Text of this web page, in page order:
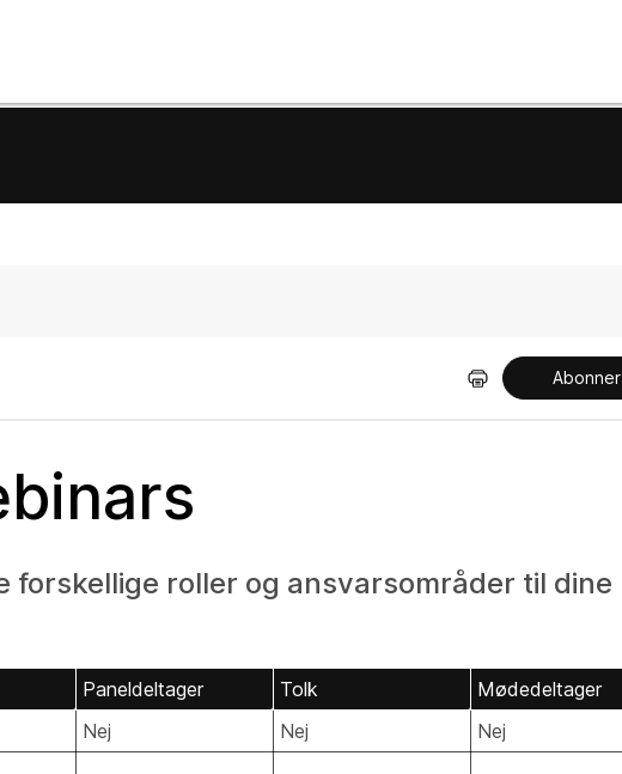
Abonner
roller og ansvarsområder til dine
Paneldeltager Tolk
Mødedeltager
Nej Nej
Nej